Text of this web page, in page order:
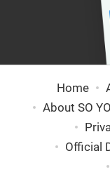
Home
About SO
Official